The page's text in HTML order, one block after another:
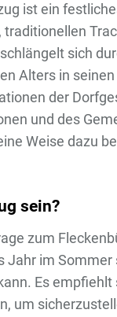
ist ein
sich
Alters in
der
und des
Weise dazu
sein?
zum
Jahr im
Es
um